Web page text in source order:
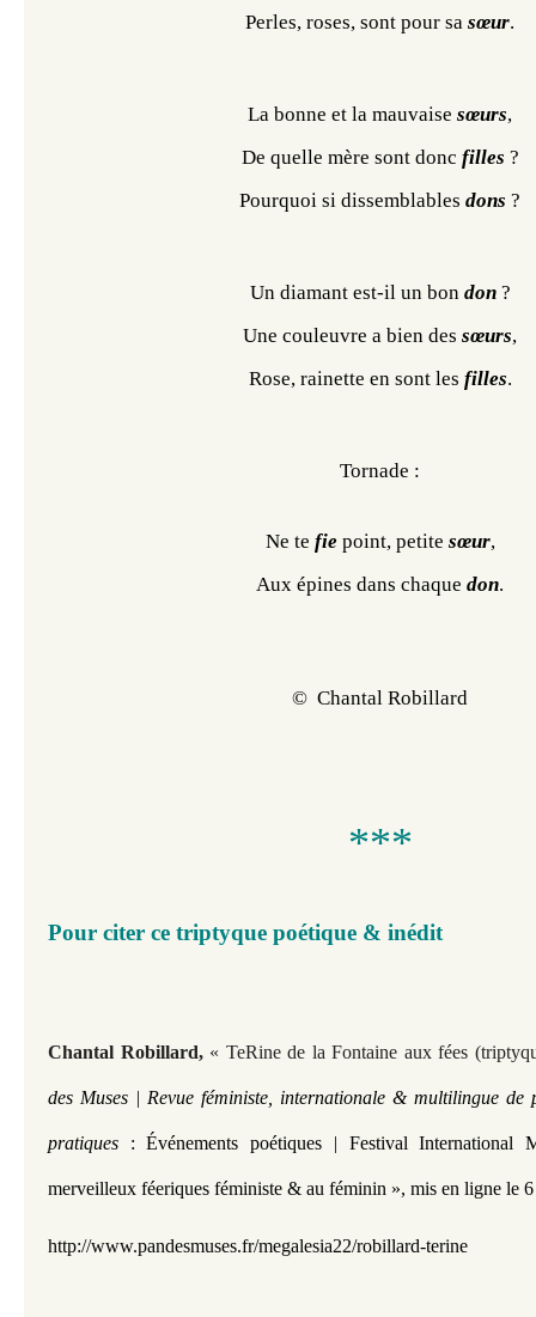
Perles, roses, sont pour sa sœur.
La bonne et la mauvaise sœurs,
De quelle mère sont donc filles ?
Pourquoi si dissemblables dons ?
Un diamant est-il un bon don ?
Une couleuvre a bien des sœurs,
Rose, rainette en sont les filles.
Tornade :
Ne te fie point, petite sœur,
Aux épines dans chaque don.
©  Chantal Robillard
***
Pour citer ce triptyque poétique & inédit
​Chantal Robillard,« TeRine de la Fontaine aux fées
des Muses | Revue féministe, internationale & multilingue de
pratiques : Événements poétiques | Festival International
merveilleux féeriques féministe & au féminin », mis en ligne le
http://www.pandesmuses.fr/megalesia22/robillard-terine